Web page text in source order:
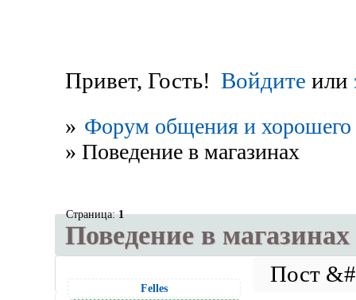
Привет, Гость! Войдите или
» Форум общения и хорошего
» Поведение в магазинах
Поведение в магазинах
Страница:1
Felles